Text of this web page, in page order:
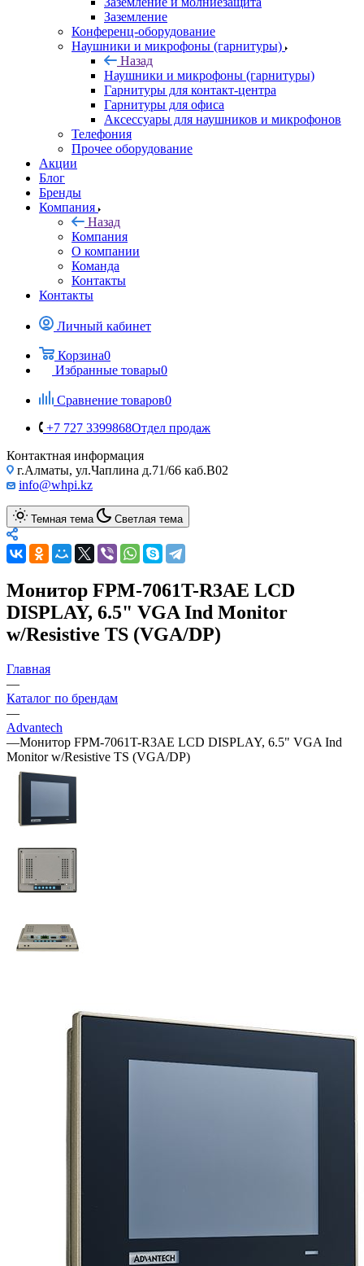
Заземление
Конференц-оборудование
Наушники и микрофоны (гарнитуры)
Назад
Наушники и микрофоны (гарнитуры)
Гарнитуры для контакт-центра
Гарнитуры для офиса
Аксессуары для наушников и микрофонов
Телефония
Прочее оборудование
Акции
Блог
Бренды
Компания
Назад
Компания
О компании
Команда
Контакты
Контакты
Личный кабинет
Корзина0
Избранные товары0
Сравнение товаров0
+7 727 3399868Отдел продаж
Контактная информация
г.Алматы, ул.Чаплина д.71/66 каб.B02
info@whpi.kz
Темная тема Светлая тема
Монитор FPM-7061T-R3AE LCD
DISPLAY, 6.5" VGA Ind Monitor
w/Resistive TS (VGA/DP)
Главная
—
Каталог по брендам
—
Advantech
—Монитор FPM-7061T-R3AE LCD DISPLAY, 6.5" VGA Ind
Monitor w/Resistive TS (VGA/DP)